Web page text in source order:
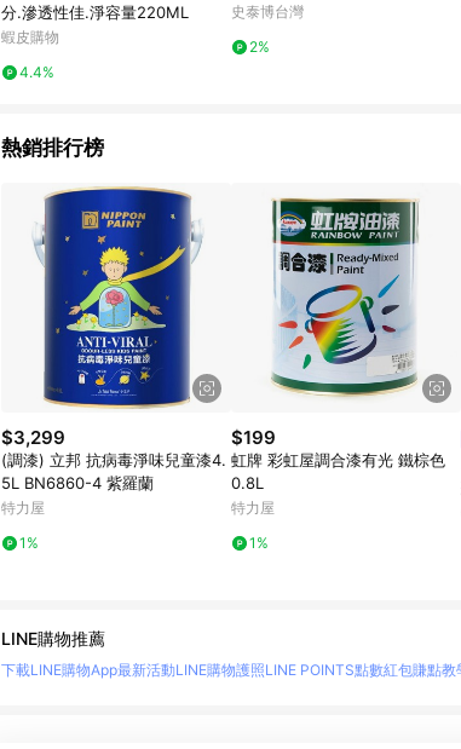
分.滲透性佳.淨容量220ML
蝦皮購物
4.4%
史泰博台灣
2%
熱銷排行榜
$3,299
(調漆) 立邦 抗病毒淨味兒童漆4.
5L BN6860-4 紫羅蘭
特力屋
1%
$199
虹牌 彩虹屋調合漆有光 鐵棕色
0.8L
特力屋
1%
LINE購物推薦
下載LINE購物App最新活動LINE購物護照LINE POINTS點數紅包賺點教